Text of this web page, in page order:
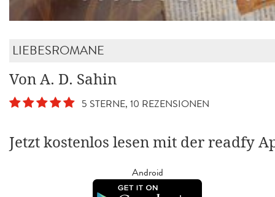
LIEBESROMANE
Von A. D. Sahin
5 STERNE, 10 REZENSIONEN
Jetzt kostenlos lesen mit der readfy
Android